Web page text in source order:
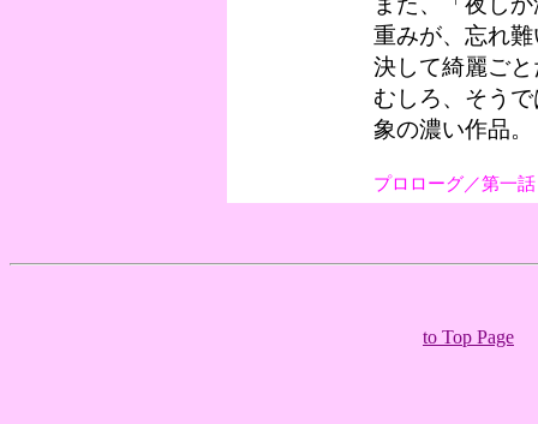
重みが、忘れ
決して綺麗ご
むしろ、そう
象の濃い作品
プロローグ／第一
to Top Page